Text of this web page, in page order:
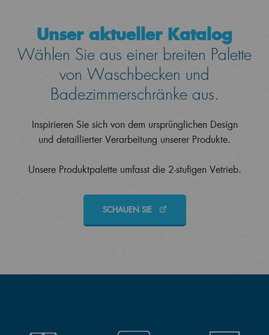
Unser aktueller Katalog
Wählen Sie aus einer breiten Palette
von Waschbecken und
Badezimmerschränke aus.
Inspirieren Sie sich von dem ursprünglichen Design
und detaillierter Verarbeitung unserer Produkte.
Unsere Produktpalette umfasst die 2-stufigen Vetrieb.
SCHAUEN SIE